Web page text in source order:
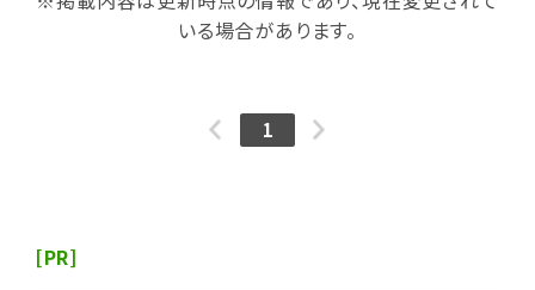
いる場合があります。
1
[PR]